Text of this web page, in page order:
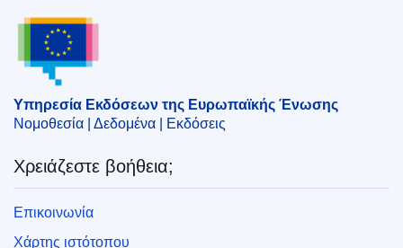
EDITION : fdc5721d-6213-11ee-9220-01aa75ed71a1
EDITION : f690cf50-161a-11ee-806b-01aa75ed71a1
Υπηρεσία Εκδόσεων της Ευρωπαϊκής Ένωσης
Υπηρεσία Εκδόσεων της Ευρωπαϊκής Ένωσης
Νομοθεσία | Δεδομένα | Εκδόσεις
Χρειάζεστε βοήθεια;
Επικοινωνία
Χάρτης ιστότοπου